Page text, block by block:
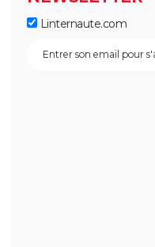
Linternaute.com